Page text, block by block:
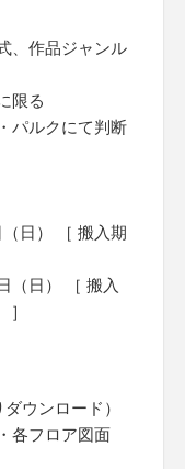
、作品ジャンル
限る
パルクにて判断
日） ［ 搬入期
（日） ［ 搬入
ウンロード）
各フロア図面